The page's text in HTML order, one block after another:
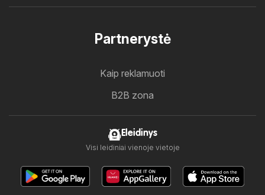
Partnerystė
Kaip reklamuoti
B2B zona
Eleidinys
Visi leidiniai vienoje vietoje